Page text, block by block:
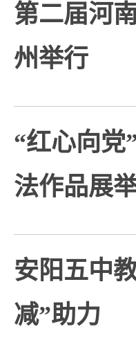
第二届河
州举行
“红心向党
法作品展
安阳五中
减”助力